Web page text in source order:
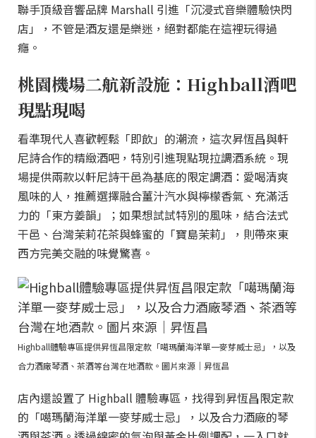
聯手頂級音響品牌 Marshall 引進「沉浸式音樂體驗快閃
店」，不管是酒友還是樂迷，絕對都能在這裡玩得過
癮。
桃園機場二航新設施：Highball酒吧
現點現喝
看準現代人喜歡輕鬆「即飲」的潮流，這次昇恆昌與軒
尼詩合作的精緻酒吧，特別引進現點現拉調酒系統。現
場提供兩款以軒尼詩干邑為基底的限定調酒：愛喝清爽
風味的人，推薦選擇融合薑汁汽水與檸檬香氣、充滿活
力的「東方姜韻」；如果想試試特別的風味，結合法式
干邑、台灣茉莉花茶與蜂蜜的「寶島茉莉」，則帶來東
西方完美交融的味覺驚喜。
Highball體驗專區提供昇恆昌限定款「噶瑪蘭海洋單一麥芽威士忌」，以及
合力酒廠琴酒、茶酒等台灣在地酒款。圖片來源｜昇恆昌
店內還設置了 Highball 體驗專區，找得到昇恆昌限定款
的「噶瑪蘭海洋單一麥芽威士忌」，以及合力酒廠的琴